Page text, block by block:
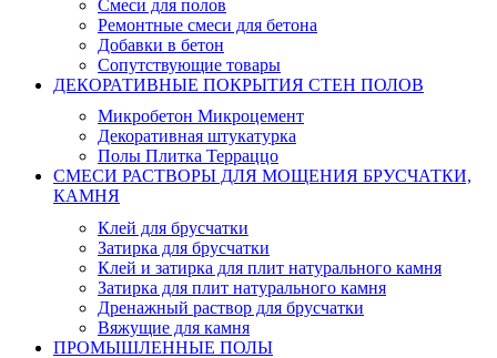
Смеси для полов
Ремонтные смеси для бетона
Добавки в бетон
Сопутствующие товары
ДЕКОРАТИВНЫЕ ПОКРЫТИЯ СТЕН ПОЛОВ
Микробетон Микроцемент
Декоративная штукатурка
Полы Плитка Терраццо
СМЕСИ РАСТВОРЫ ДЛЯ МОЩЕНИЯ БРУСЧАТКИ,
КАМНЯ
Клей для брусчатки
Затирка для брусчатки
Клей и затирка для плит натурального камня
Затирка для плит натурального камня
Дренажный раствор для брусчатки
Вяжущие для камня
ПРОМЫШЛЕННЫЕ ПОЛЫ